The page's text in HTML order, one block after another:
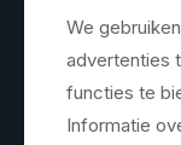
4-koloms
Mobiele
Motorheftafels
Wielgreepliften
We
advertenties
functies te
Informatie